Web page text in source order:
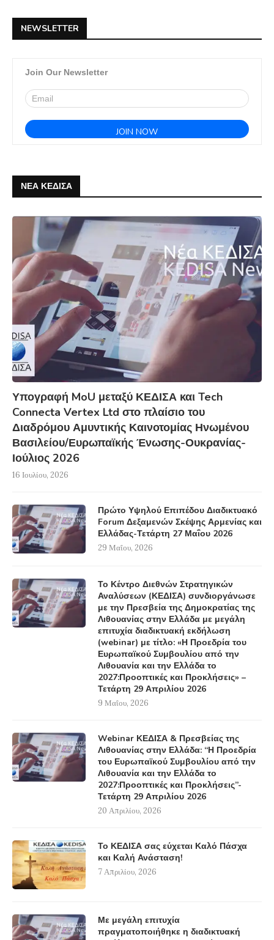
NEWSLETTER
Join Our Newsletter
ΝΕΑ ΚΕΔΙΣΑ
Υπογραφή MoU μεταξύ ΚΕΔΙΣΑ και Tech
Connecta Vertex Ltd στο πλαίσιο του
Διαδρόμου Αμυντικής Καινοτομίας Ηνωμένου
Βασιλείου/Ευρωπαϊκής Ένωσης-Ουκρανίας-
Ιούλιος 2026
16 Ιουλίου, 2026
Πρώτο Υψηλού Επιπέδου Διαδικτυακό
Forum Δεξαμενών Σκέψης Αρμενίας και
Ελλάδας-Τετάρτη 27 Μαΐου 2026
29 Μαΐου, 2026
Το Κέντρο Διεθνών Στρατηγικών
Αναλύσεων (ΚΕΔΙΣΑ) συνδιοργάνωσε
με την Πρεσβεία της Δημοκρατίας της
Λιθουανίας στην Ελλάδα με μεγάλη
επιτυχία διαδικτυακή εκδήλωση
(webinar) με τίτλο: «Η Προεδρία του
Ευρωπαϊκού Συμβουλίου από την
Λιθουανία και την Ελλάδα το
2027:Προοπτικές και Προκλήσεις» –
Τετάρτη 29 Απριλίου 2026
9 Μαΐου, 2026
Webinar ΚΕΔΙΣΑ & Πρεσβείας της
Λιθουανίας στην Ελλάδα: “Η Προεδρία
του Ευρωπαϊκού Συμβουλίου από την
Λιθουανία και την Ελλάδα το
2027:Προοπτικές και Προκλήσεις”-
Τετάρτη 29 Απριλίου 2026
20 Απριλίου, 2026
Το ΚΕΔΙΣΑ σας εύχεται Καλό Πάσχα
και Καλή Ανάσταση!
7 Απριλίου, 2026
Με μεγάλη επιτυχία
πραγματοποιήθηκε η διαδικτυακή